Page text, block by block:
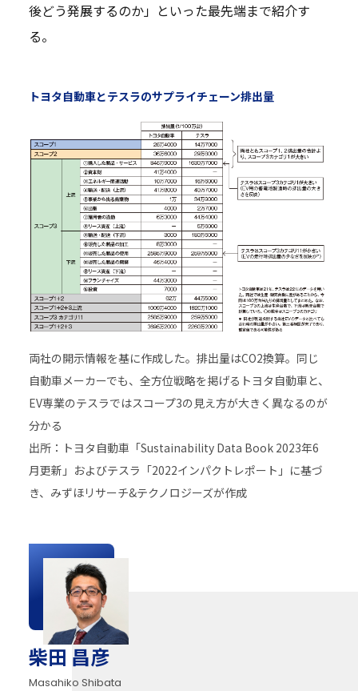
後どう発展するのか」といった最先端まで紹介す
る。
トヨタ自動車とテスラのサプライチェーン排出量
両社の開示情報を基に作成した。排出量はCO2換算。同じ
自動車メーカーでも、全方位戦略を掲げるトヨタ自動車と、
EV専業のテスラではスコープ3の見え方が大きく異なるのが
分かる
出所：トヨタ自動車「Sustainability Data Book 2023年6
月更新」およびテスラ「2022インパクトレポート」に基づ
き、みずほリサーチ&テクノロジーズが作成
柴田 昌彦
Masahiko Shibata